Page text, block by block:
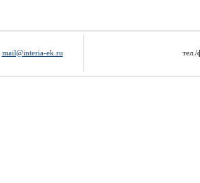
mail@interia-ek.ru